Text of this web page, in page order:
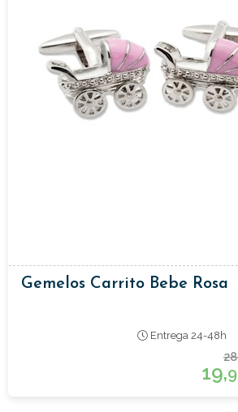
Gemelos Carrito Bebe Rosa
Entrega 24-48h
19,